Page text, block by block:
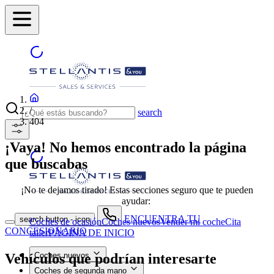
search
search button - icon
ENCUENTRA TU
CONCESIONARIO
Coches nuevos
Coches de segunda mano
/
404
¡Vaya! No hemos encontrado la página
que buscabas
¡No te dejamos tirado! Estas secciones seguro que te pueden
ayudar:
Coches de ocasiónCoches nuevosVender mi cocheCita
tallerPÁGINA DE INICIO
Vehículos que podrían interesarte